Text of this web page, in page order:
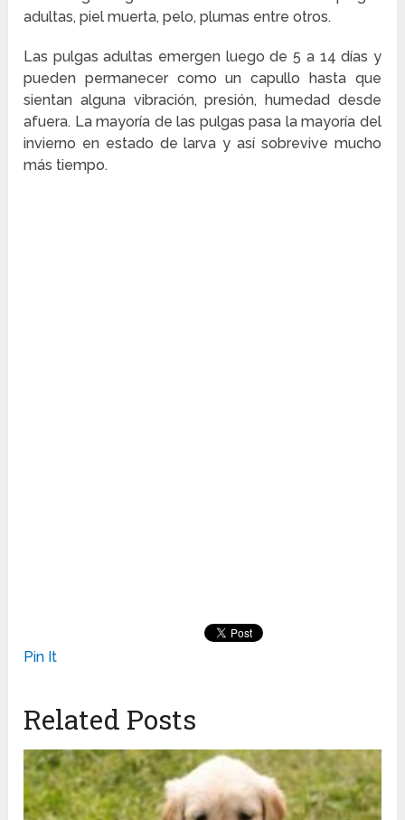
adultas, piel muerta, pelo, plumas entre otros.
Las pulgas adultas emergen luego de 5 a 14 días y
pueden permanecer como un capullo hasta que
sientan alguna vibración, presión, humedad desde
afuera. La mayoría de las pulgas pasa la mayoría del
invierno en estado de larva y así sobrevive mucho
más tiempo.
Pin It
Related Posts